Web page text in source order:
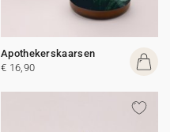
Apothekerskaarsen
€ 16,90